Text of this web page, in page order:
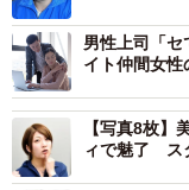
男性上司「
イト仲間女性
【写真8枚】
ィで魅了 ス